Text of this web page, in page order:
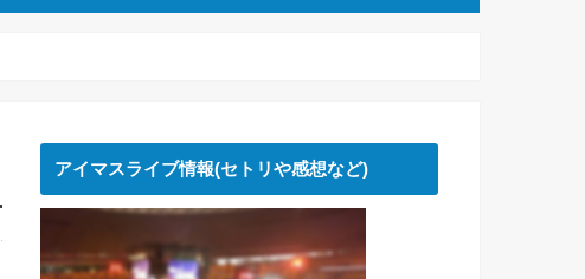
アイマスライブ情報(セトリや感想など)